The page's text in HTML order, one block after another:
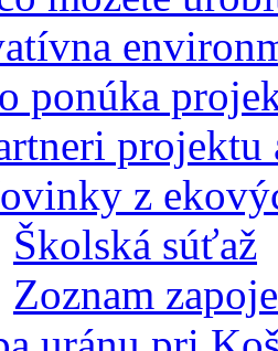
ponúka
projektu
z
Školská súťaž
Zoznam